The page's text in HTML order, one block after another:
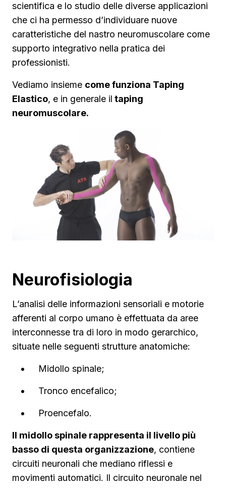
scientifica e lo studio delle diverse applicazioni
che ci ha permesso d’individuare nuove
caratteristiche del nastro neuromuscolare come
supporto integrativo nella pratica dei
professionisti.
Vediamo insieme come funziona Taping
Elastico, e in generale il taping
neuromuscolare.
Neurofisiologia
L’analisi delle informazioni sensoriali e motorie
afferenti al corpo umano è effettuata da aree
interconnesse tra di loro in modo gerarchico,
situate nelle seguenti strutture anatomiche:
Midollo spinale;
Tronco encefalico;
Proencefalo.
Il midollo spinale rappresenta il livello più
basso di questa organizzazione, contiene
circuiti neuronali che mediano riflessi e
movimenti automatici. Il circuito neuronale nel